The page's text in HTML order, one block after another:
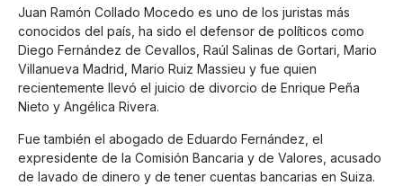
Juan Ramón Collado Mocedo es uno de los juristas más
conocidos del país, ha sido el defensor de políticos como
Diego Fernández de Cevallos, Raúl Salinas de Gortari, Mario
Villanueva Madrid, Mario Ruiz Massieu y fue quien
recientemente llevó el juicio de divorcio de Enrique Peña
Nieto y Angélica Rivera.
Fue también el abogado de Eduardo Fernández, el
expresidente de la Comisión Bancaria y de Valores, acusado
de lavado de dinero y de tener cuentas bancarias en Suiza.